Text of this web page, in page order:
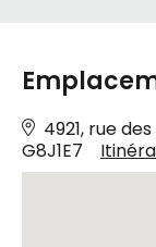
4921, rue
G8J1E7